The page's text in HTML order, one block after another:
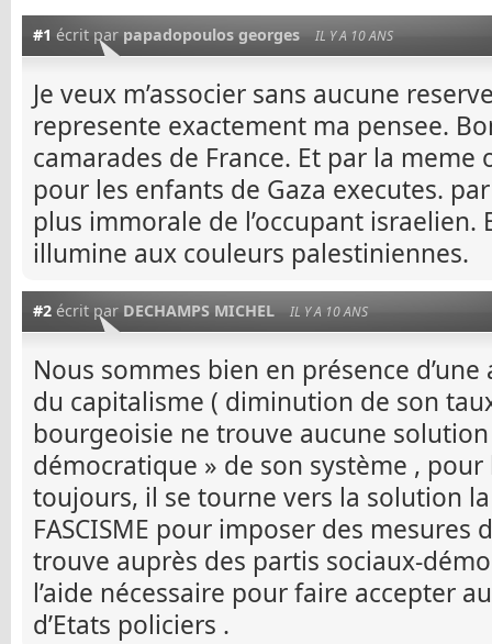
#1 écrit par papadopoulos georges IL Y A 10 ANS
Je veux m’associer sans aucune
represente exactement ma pensee.
camarades de France. Et par la meme
pour les enfants de Gaza executes.
plus immorale de l’occupant israelien.
illumine aux couleurs palestiniennes.
#2 écrit par DECHAMPS MICHEL IL Y A 10 ANS
Nous sommes bien en présence
du capitalisme ( diminution de son
bourgeoisie ne trouve aucune
démocratique » de son système ,
toujours, il se tourne vers la solution
FASCISME pour imposer des mesures
trouve auprès des partis sociaux-
l’aide nécessaire pour faire accepter
d’Etats policiers .